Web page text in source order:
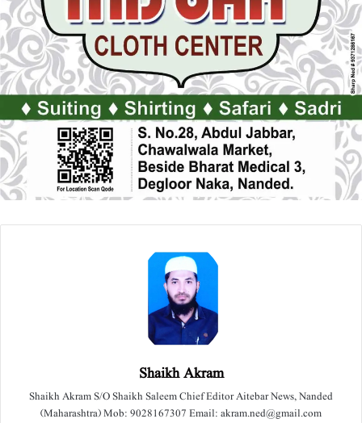
Shaikh Akram
Shaikh Akram S/O Shaikh Saleem Chief Editor Aitebar News, Nanded
(Maharashtra) Mob: 9028167307 Email: akram.ned@gmail.com